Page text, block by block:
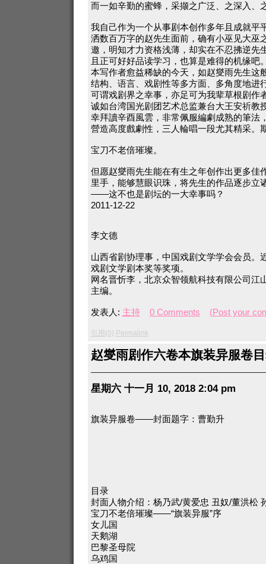
而一如辛勤的蜜蜂，采撷之广泛、之深入、
我自己作为一个从事剧本创作多年且成就平
洒数百万字的赵先生面前，确有小巫见大巫
邀，明知才力资格浅薄，却实在不忍拂逆先
且正可好好品读学习，也算是难得的机缘吧
本写作者愈益稀缺的今天，如赵燮雨先生这
结构、语言、戏剧性等多方面、多角度地进
可谓戏剧界之幸事，亦足可为我辈草根剧作
诚如台湾国光剧团艺术总监兼台大王安祈
幸拜讀辛酉風雲，非常佩服編劇成熟的筆法
營造高度戲劇性，三人輪唱一段尤其精采。
宝刀不老倍璀璨。
但愿赵燮雨先生能在有生之年创作出更多佳
里手，能够慧眼识珠，将先生的作品逐步立
——这不也是剧坛的一大幸事吗？
2011-12-22
李文德
山西省剧协理事，中国戏剧文学学会会员。
戏剧文学剧本奖等奖项。
网名晋忻李，北京众智领航科技有限公司江
主编。
发表人: 主持 0 Comments (Post your
引用(0) Permalink
赵燮雨剧作六卷本旗装异服卷
星期六 十一月 10, 2018 2:04 pm
旗装异服卷——封面题字：曹勤升
目录
封面人物介绍：杨乃武/黄爱忠 丑奴/董洪松
宝刀不老倍璀璨——“旗装异服”序
女儿国
天鹅湖
巴黎圣母院
乌鸡国